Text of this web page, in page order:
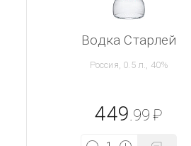
Водка Старлей
Россия, 0.5 л., 40%
449 .99 ₽